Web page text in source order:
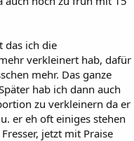
das ich die
verkleinert hab, dafür
mehr. Das ganze
hab ich dann auch
zu verkleinern da er
er eh oft einiges stehen
jetzt mit Praise